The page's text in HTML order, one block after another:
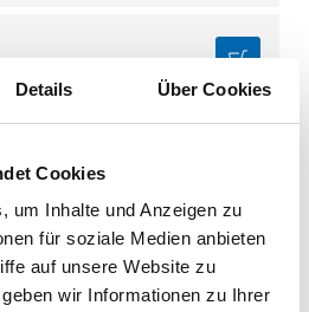
Details Über Cookies
Cookies
um Inhalte und Anzeigen zu
für soziale Medien anbieten
auf unsere Website zu
wir Informationen zu Ihrer
1 St.